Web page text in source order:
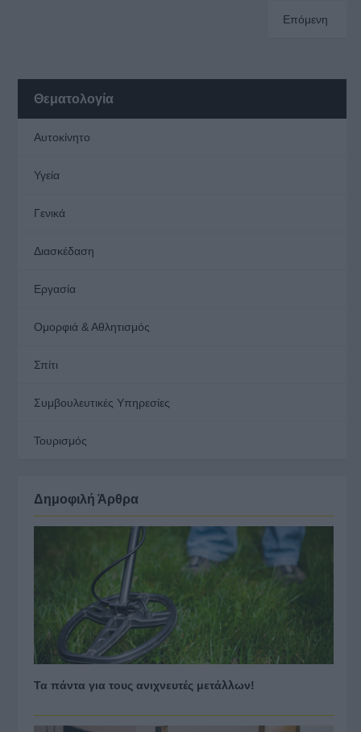
Επόμενη
Θεματολογία
Αυτοκίνητο
Υγεία
Γενικά
Διασκέδαση
Εργασία
Ομορφιά & Αθλητισμός
Σπίτι
Συμβουλευτικές Υπηρεσίες
Τουρισμός
Δημοφιλή Άρθρα
Τα πάντα για τους ανιχνευτές μετάλλων!